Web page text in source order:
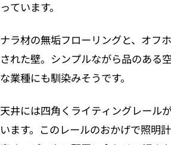
っています。
ナラ材の無垢フローリングと、オフ
された壁。シンプルながら品のある
な業種にも馴染みそうです。
天井には四角くライティングレール
います。このレールのおかげで照明